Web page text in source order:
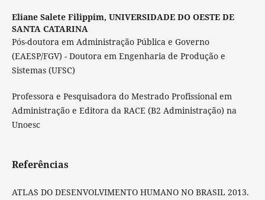
Eliane Salete Filippim, UNIVERSIDADE DO OESTE DE
SANTA CATARINA
Pós-doutora em Administração Pública e Governo
(EAESP/FGV) - Doutora em Engenharia de Produção e
Sistemas (UFSC)
Professora e Pesquisadora do Mestrado Profissional em
Administração e Editora da RACE (B2 Administração) na
Unoesc
Referências
ATLAS DO DESENVOLVIMENTO HUMANO NO BRASIL 2013.